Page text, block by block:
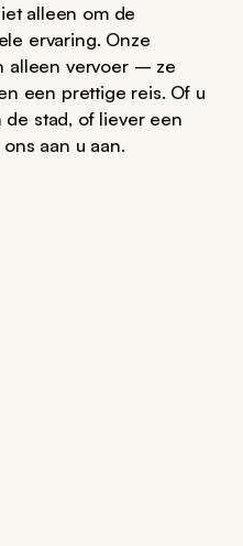
alleen om de
ervaring. Onze
alleen vervoer – ze
een prettige reis. Of u
stad, of liever een
aan u aan.